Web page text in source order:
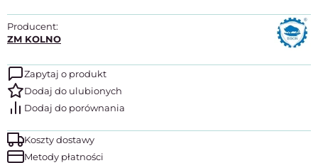
Producent:
ZM KOLNO
Zapytaj o produkt
Koszty dostawy
Metody płatności